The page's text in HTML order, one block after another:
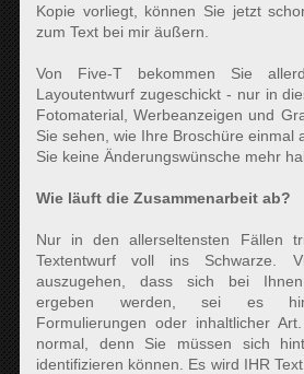
Kopie vorliegt, können Sie jetzt
zum Text bei mir äußern.
Von Five-T bekommen Sie
Layoutentwurf zugeschickt - nur in
Fotomaterial, Werbeanzeigen und
Sie sehen, wie Ihre Broschüre einmal
Sie keine Änderungswünsche mehr
Wie läuft die Zusammenarbeit ab?
Nur in den allerseltensten Fällen
Textentwurf voll ins Schwarze.
auszugehen, dass sich bei Ihnen
ergeben werden, sei es
Formulierungen oder inhaltlicher
normal, denn Sie müssen sich
identifizieren können. Es wird IHR